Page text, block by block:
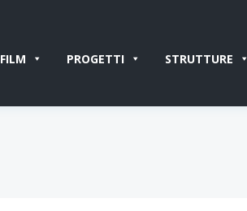
FILM PROGETTI STRUTTURE